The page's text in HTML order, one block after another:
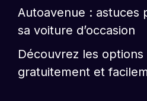
Autoavenue : astuces
sa voiture d’occasion
Découvrez les
gratuitement et